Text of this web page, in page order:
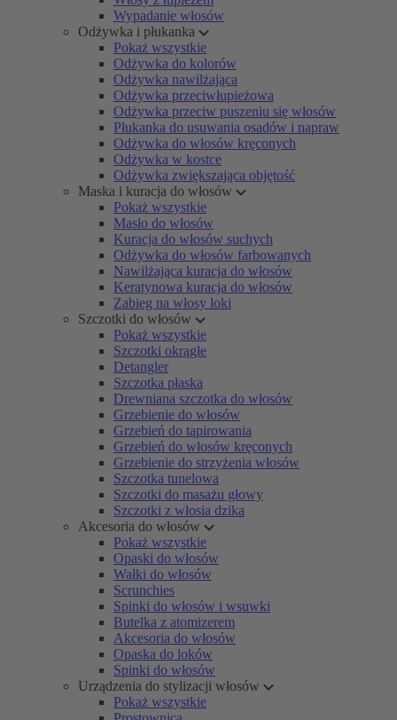
Wypadanie włosów
Odżywka i płukanka
Pokaż wszystkie
Odżywka do kolorów
Odżywka nawilżająca
Odżywka przeciwłupieżowa
Odżywka przeciw puszeniu się włosów
Płukanka do usuwania osadów i napraw
Odżywka do włosów kręconych
Odżywka w kostce
Odżywka zwiększająca objętość
Maska i kuracja do włosów
Pokaż wszystkie
Masło do włosów
Kuracja do włosów suchych
Odżywka do włosów farbowanych
Nawilżająca kuracja do włosów
Keratynowa kuracja do włosów
Zabieg na włosy loki
Szczotki do włosów
Pokaż wszystkie
Szczotki okrągłe
Detangler
Szczotka płaska
Drewniana szczotka do włosów
Grzebienie do włosów
Grzebień do tapirowania
Grzebień do włosów kręconych
Grzebienie do strzyżenia włosów
Szczotka tunelowa
Szczotki do masażu głowy
Szczotki z włosia dzika
Akcesoria do włosów
Pokaż wszystkie
Opaski do włosów
Wałki do włosów
Scrunchies
Spinki do włosów i wsuwki
Butelka z atomizerem
Akcesoria do włosów
Opaska do loków
Spinki do włosów
Urządzenia do stylizacji włosów
Pokaż wszystkie